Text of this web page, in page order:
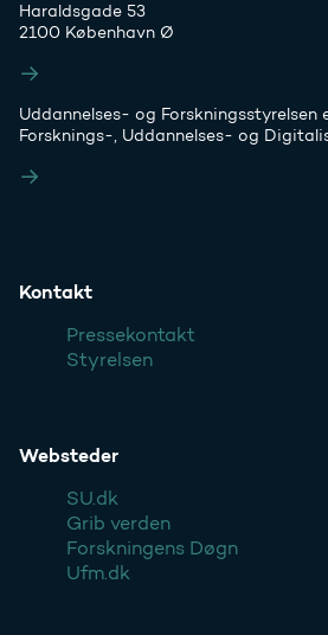
Haraldsgade 53
2100 København Ø
Uddannelses- og Forskningsstyrelsen
Forsknings-, Uddannelses- og
Kontakt
Pressekontakt
Styrelsen
Websteder
SU.dk
Grib verden
Forskningens Døgn
Ufm.dk